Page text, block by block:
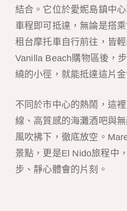
結合。它位於愛妮島鎮中
車程即可抵達，無論是搭
租台摩托車自行前往，皆
Vanilla Beach購物區後，
繞的小徑，就能抵達這片金
不同於市中心的熱鬧，這
線、高質感的海灘酒吧與
風吹拂下，徹底放空。
景點，更是El Nido旅程中
步、靜心體會的片刻。